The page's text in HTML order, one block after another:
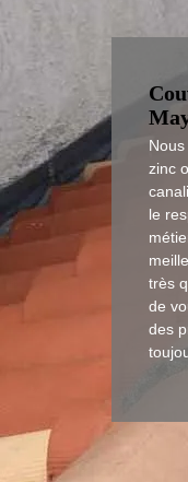
zinc
le
très
de
des